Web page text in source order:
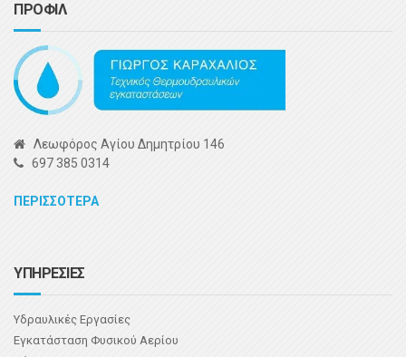
ΠΡΟΦΙΛ
Λεωφόρος Αγίου Δημητρίου 146
697 385 0314
ΠΕΡΙΣΣΟΤΕΡΑ
ΥΠΗΡΕΣΙΕΣ
Υδραυλικές Εργασίες
Εγκατάσταση Φυσικού Αερίου